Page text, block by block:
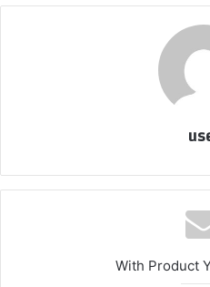
With Product